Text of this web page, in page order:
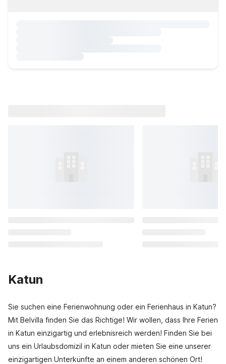
Katun
Sie suchen eine Ferienwohnung oder ein Ferienhaus in Katun?
Mit Belvilla finden Sie das Richtige! Wir wollen, dass Ihre Ferien
in Katun einzigartig und erlebnisreich werden! Finden Sie bei
uns ein Urlaubsdomizil in Katun oder mieten Sie eine unserer
einzigartigen Unterkünfte an einem anderen schönen Ort!